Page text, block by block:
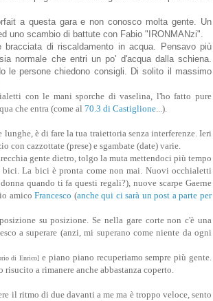
a questa gara e non conosco molta gente. Un
uno scambio di battute con Fabio "IRONMANzi".
di riscaldamento in acqua. Pensavo più
normale che entri un po' d'acqua dalla schiena.
le persone chiedono consigli. Di solito il massimo
con le mani sporche di vaselina, l'ho fatto pure
che entra (come al 70.3 di Castiglione...).
è di fare la tua traiettoria senza interferenze. Ieri
con cazzottate (prese) e sgambate (date) varie.
gente dietro, tolgo la muta mettendoci più tempo
bici. La bici è pronta come non mai. Nuovi occhialetti
quando ti fa questi regali?), nuove scarpe Gaerne
amicoFrancesco (anche qui ci sarà un post a parte per
su posizione. Se nella gare corte non c'è una
a superare (anzi, mi superano come niente da ogni
di Enrico] e piano piano recuperiamo sempre più gente.
a rimanere anche abbastanza coperto.
il ritmo di due davanti a me ma è troppo veloce, sento